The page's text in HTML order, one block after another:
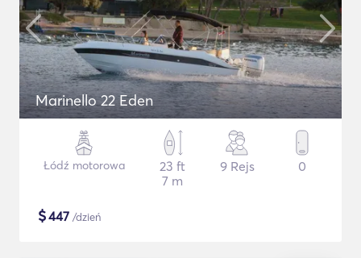
Marinello 22 Eden
Łódź motorowa
23 ft
7 m
9 Rejs 0
$447 /dzień